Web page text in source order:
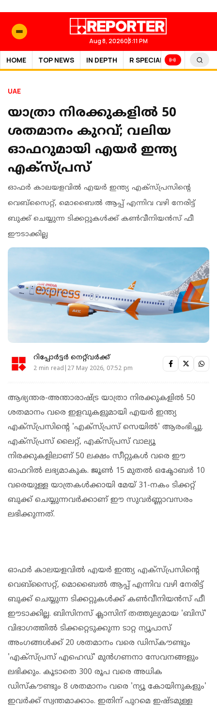
Aug 8, 202603:11 PM
HOME TOP NEWS IN DEPTH R SPECIAL SPORTS
UAE
യാത്രാ നിരക്കുകളിൽ 50
ശതമാനം കുറവ്; വലിയ
ഓഫറുമായി എയർ ഇന്ത്യ
എക്സ്പ്രസ്
ഓഫർ കാലയളവിൽ എയർ ഇന്ത്യ എക്സ്പ്രസിന്റെ
വെബ്‌സൈറ്റ്, മൊബൈൽ ആപ്പ് എന്നിവ വഴി നേരിട്ട്
ബുക്ക് ചെയ്യുന്ന ടിക്കറ്റുകൾക്ക് കൺവീനിയൻസ് ഫീ
ഈടാക്കില്ല
റിപ്പോർട്ടർ നെറ്റ്‌വര്‍ക്ക്‌
2 min read|27 May 2026, 07:52 pm
ആഭ്യന്തര-അന്താരാഷ്ട്ര യാത്രാ നിരക്കുകളിൽ 50
ശതമാനം വരെ ഇളവുകളുമായി എയർ ഇന്ത്യ
എക്സ്പ്രസിന്റെ 'എക്സ്പ്രസ് സെയിൽ' ആരംഭിച്ചു.
എക്സ്പ്രസ് ലൈറ്റ്, എക്സ്പ്രസ് വാല്യൂ
നിരക്കുകളിലാണ് 50 ലക്ഷം സീറ്റുകൾ വരെ ഈ
ഓഫറിൽ ലഭ്യമാകുക. ജൂൺ 15 മുതൽ ഒക്ടോബർ 10
വരെയുള്ള യാത്രകൾക്കായി മേയ് 31-നകം ടിക്കറ്റ്
ബുക്ക് ചെയ്യുന്നവർക്കാണ് ഈ സുവർണ്ണാവസരം
ലഭിക്കുന്നത്.
ഓഫർ കാലയളവിൽ എയർ ഇന്ത്യ എക്സ്പ്രസിന്റെ
വെബ്‌സൈറ്റ്, മൊബൈൽ ആപ്പ് എന്നിവ വഴി നേരിട്ട്
ബുക്ക് ചെയ്യുന്ന ടിക്കറ്റുകൾക്ക് കൺവീനിയൻസ് ഫീ
ഈടാക്കില്ല. ബിസിനസ് ക്ലാസിന് തത്തുല്യമായ 'ബിസ്'
വിഭാഗത്തിൽ ടിക്കറ്റെടുക്കുന്ന ടാറ്റ ന്യൂപാസ്
അംഗങ്ങൾക്ക് 20 ശതമാനം വരെ ഡിസ്‌കൗണ്ടും
'എക്സ്പ്രസ് എഹെഡ്' മുൻഗണനാ സേവനങ്ങളും
ലഭിക്കും. കൂടാതെ 300 രൂപ വരെ അധിക
ഡിസ്‌കൗണ്ടും 8 ശതമാനം വരെ 'ന്യൂ കോയിനുകളും'
ഇവർക്ക് സ്വന്തമാക്കാം. ഇതിന് പുറമെ ഇഷ്ടമുള്ള